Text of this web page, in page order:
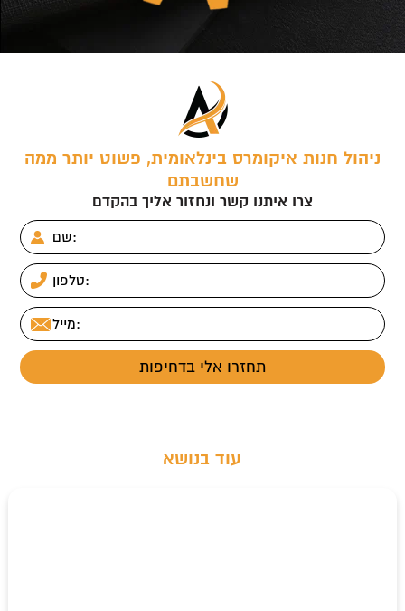
ניהול חנות איקומרס בינלאומית, פשוט יותר ממה
שחשבתם
צרו איתנו קשר ונחזור אליך בהקדם
עוד בנושא